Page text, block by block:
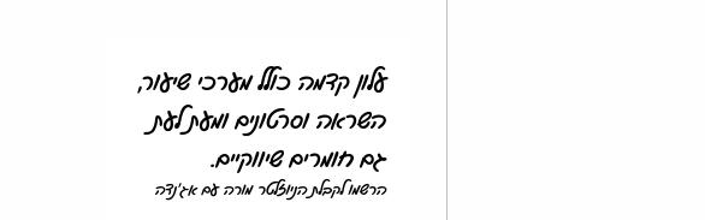
עלון קדמה כולל מערכי שיעור,
השראה וסרטונים ומעת לעת
גם חומרים שיווקיים.
הרשמו לקבלת הניוזלטר מורה עם אג'נדה